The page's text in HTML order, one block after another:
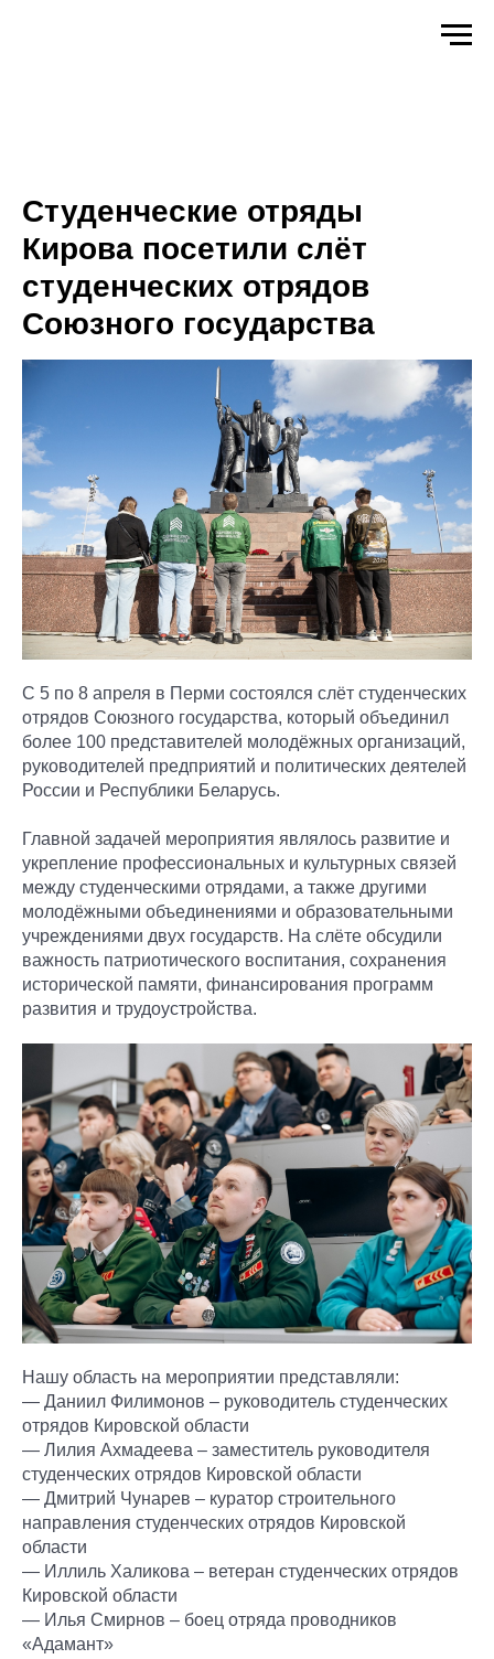
Студенческие отряды
Кирова посетили слёт
студенческих отрядов
Союзного государства
С 5 по 8 апреля в Перми состоялся слёт студенческих
отрядов Союзного государства, который объединил
более 100 представителей молодёжных организаций,
руководителей предприятий и политических деятелей
России и Республики Беларусь.
Главной задачей мероприятия являлось развитие и
укрепление профессиональных и культурных связей
между студенческими отрядами, а также другими
молодёжными объединениями и образовательными
учреждениями двух государств. На слёте обсудили
важность патриотического воспитания, сохранения
исторической памяти, финансирования программ
развития и трудоустройства.
Нашу область на мероприятии представляли:
— Даниил Филимонов – руководитель студенческих
отрядов Кировской области
— Лилия Ахмадеева – заместитель руководителя
студенческих отрядов Кировской области
— Дмитрий Чунарев – куратор строительного
направления студенческих отрядов Кировской
области
— Иллиль Халикова – ветеран студенческих отрядов
Кировской области
— Илья Смирнов – боец отряда проводников
«Адамант»